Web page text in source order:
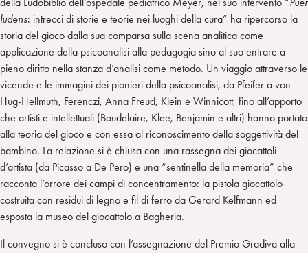
ludens: intrecci di storie e teorie nei luoghi della cura” ha ripercorso la
storia del gioco dalla sua comparsa sulla scena analitica come
applicazione della psicoanalisi alla pedagogia sino al suo entrare a
pieno diritto nella stanza d’analisi come metodo. Un viaggio attraverso le
vicende e le immagini dei pionieri della psicoanalisi, da Pfeifer a von
Hug-Hellmuth, Ferenczi, Anna Freud, Klein e Winnicott, fino all’apporto
che artisti e intellettuali (Baudelaire, Klee, Benjamin e altri) hanno portato
alla teoria del gioco e con essa al riconoscimento della soggettività del
bambino. La relazione si è chiusa con una rassegna dei giocattoli
d’artista (da Picasso a De Pero) e una “sentinella della memoria” che
racconta l’orrore dei campi di concentramento: la pistola giocattolo
costruita con residui di legno e fil di ferro da Gerard Kelfmann ed
esposta la museo del giocattolo a Bagheria.
Il convegno si è concluso con l’assegnazione del Premio Gradiva alla